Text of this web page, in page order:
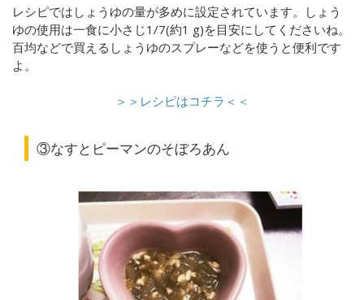
レシピではしょうゆの量が多めに設定されています。しょう
ゆの使用は一食に小さじ1/7(約1 g)を目安にしてくださいね。
百均などで買えるしょうゆのスプレーなどを使うと便利です
よ。
＞＞レシピはコチラ＜＜
③なすとピーマンのそぼろあん